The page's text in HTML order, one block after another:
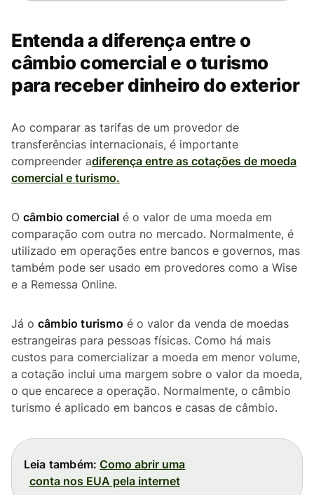
Entenda a diferença entre o
câmbio comercial e o turismo
para receber dinheiro do exterior
Ao comparar as tarifas de um provedor de
transferências internacionais, é importante
compreender adiferença entre as cotações de moeda
comercial e turismo.
O câmbio comercial é o valor de uma moeda em
comparação com outra no mercado. Normalmente, é
utilizado em operações entre bancos e governos, mas
também pode ser usado em provedores como a Wise
e a Remessa Online.
Já o câmbio turismo é o valor da venda de moedas
estrangeiras para pessoas físicas. Como há mais
custos para comercializar a moeda em menor volume,
a cotação inclui uma margem sobre o valor da moeda,
o que encarece a operação. Normalmente, o câmbio
turismo é aplicado em bancos e casas de câmbio.
Leia também: Como abrir uma
conta nos EUA pela internet